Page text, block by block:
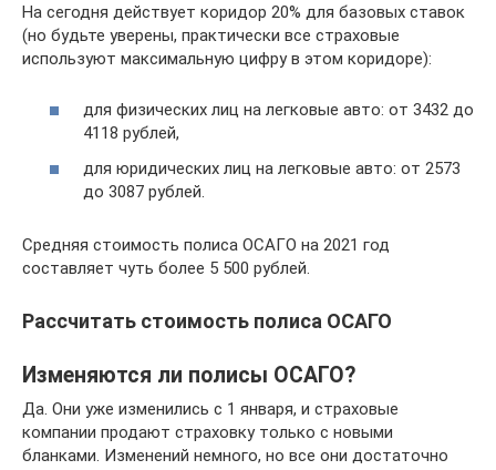
На сегодня действует коридор 20% для базовых ставок
(но будьте уверены, практически все страховые
используют максимальную цифру в этом коридоре):
для физических лиц на легковые авто: от 3432 до
4118 рублей,
для юридических лиц на легковые авто: от 2573
до 3087 рублей.
Средняя стоимость полиса ОСАГО на 2021 год
составляет чуть более 5 500 рублей.
Рассчитать стоимость полиса ОСАГО
Изменяются ли полисы ОСАГО?
Да. Они уже изменились с 1 января, и страховые
компании продают страховку только с новыми
бланками. Изменений немного, но все они достаточно